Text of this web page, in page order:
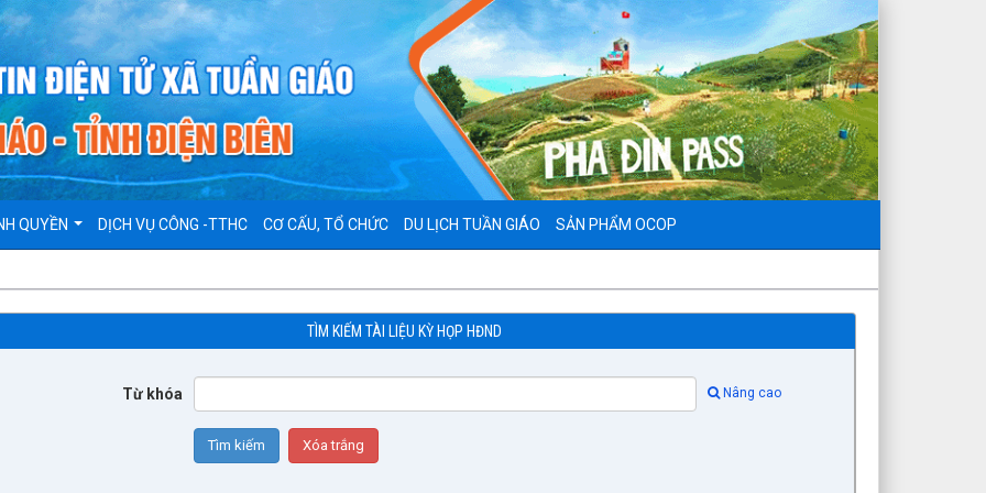
QUYỀN DỊCH VỤ CÔNG -TTHC CƠ CẤU, TỔ CHỨC DU LỊCH TUẦN GIÁO SẢN PHẨM OCOP
TÌM KIẾM TÀI LIỆU KỲ HỌP HĐND
Từ khóa Nâng cao